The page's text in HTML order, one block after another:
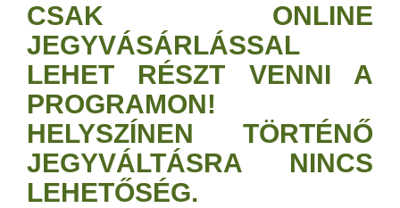
CSAK ONLINE
JEGYVÁSÁRLÁSSAL
LEHET RÉSZT VENNI A
PROGRAMON!
HELYSZÍNEN TÖRTÉNŐ
JEGYVÁLTÁSRA NINCS
LEHETŐSÉG.